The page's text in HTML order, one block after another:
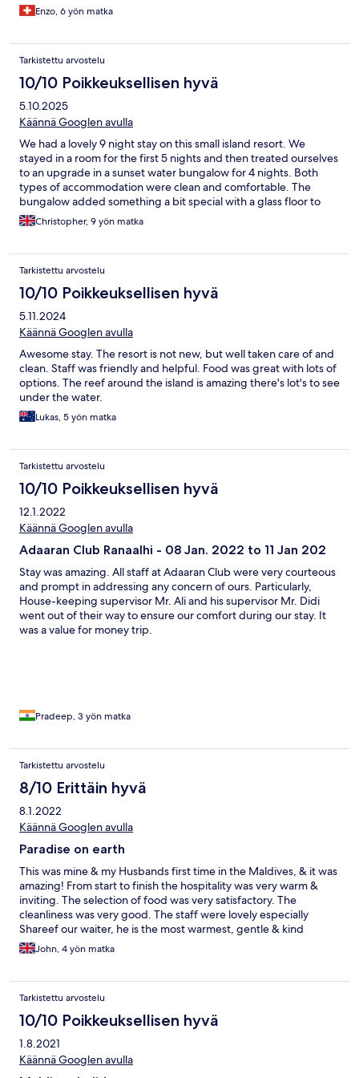
Enzo, 6 yön matka
Tarkistettu arvostelu
10/10 Poikkeuksellisen hyvä
5.10.2025
Käännä Googlen avulla
We had a lovely 9 night stay on this small island resort. We
stayed in a room for the first 5 nights and then treated ourselves
to an upgrade in a sunset water bungalow for 4 nights. Both
types of accommodation were clean and comfortable. The
bungalow added something a bit special with a glass floor to
watch the fish. A visit to the spa for a Balinese massage was
lovely. The food served in the buffet restaurant was very good
were all very helpful. Our waiter, Shareef, was excellent. Visam
made the transfer to our bungalow completely seamless. The
snorkelling was very good. Yes, much of the coral has died but
there is still an abundance of sealife including sharks, rays,
turtles and triggerfish. The shark feeding sunrise cruise is a
must-do. The only downside of our stay is a large resort
On some days, the noise of the building works was very
noticable. This is beyond the control of the Adaaran resort, but it
is a shame that such a large development is being constructed
so close to an exisiting resort.
Christopher, 9 yön matka
Tarkistettu arvostelu
10/10 Poikkeuksellisen hyvä
5.11.2024
Käännä Googlen avulla
Awesome stay. The resort is not new, but well taken care of and
clean. Staff was friendly and helpful. Food was great with lots of
options. The reef around the island is amazing there's lot's to see
under the water.
Lukas, 5 yön matka
Tarkistettu arvostelu
10/10 Poikkeuksellisen hyvä
12.1.2022
Käännä Googlen avulla
Adaaran Club Ranaalhi - 08 Jan. 2022 to 11 Jan 202
Stay was amazing. All staff at Adaaran Club were very courteous
and prompt in addressing any concern of ours. Particularly,
House-keeping supervisor Mr. Ali and his supervisor Mr. Didi
went out of their way to ensure our comfort during our stay. It
was a value for money trip.
Pradeep, 3 yön matka
Tarkistettu arvostelu
8/10 Erittäin hyvä
8.1.2022
Käännä Googlen avulla
Paradise on earth
This was mine & my Husbands first time in the Maldives, & it was
amazing! From start to finish the hospitality was very warm &
inviting. The selection of food was very satisfactory. The
cleanliness was very good. The staff were lovely especially
Shareef our waiter, he is the most warmest, gentle & kind
hearted waiter we have had the pleasure of meeting. He would
ask to replenish our drinks without delay & had such a great
made us feel very welcome. In addition JK, Arun, Manoo we’re
very friendly and helpful throughout the trip. The only criticism
of the resort is that it would have been nice for the resort to put
on a firework display at midnight to celebrate the New Year like
the other Islands did ( we could see other displays in the
distance). Also the entertainment each night could have been a
John, 4 yön matka
Tarkistettu arvostelu
10/10 Poikkeuksellisen hyvä
1.8.2021
Käännä Googlen avulla